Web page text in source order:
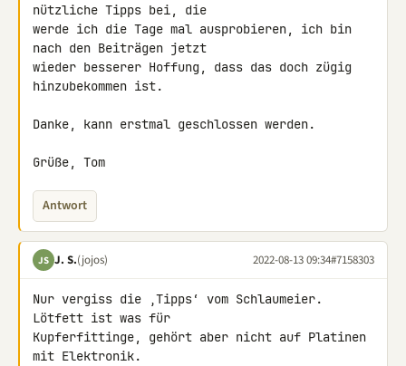
nützliche Tipps bei, die
werde ich die Tage mal ausprobieren, ich bin
nach den Beiträgen jetzt
wieder besserer Hoffung, dass das doch zügig
hinzubekommen ist.
Danke, kann erstmal geschlossen werden.
Grüße, Tom
Antwort
JS J. S.(jojos) 2022-08-13 09:34#7158303
Nur vergiss die ‚Tipps‘ vom Schlaumeier.
Lötfett ist was für
Kupferfittinge, gehört aber nicht auf Platinen
mit Elektronik.